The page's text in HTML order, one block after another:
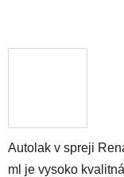
Autolak v spreji
ml je vysoko